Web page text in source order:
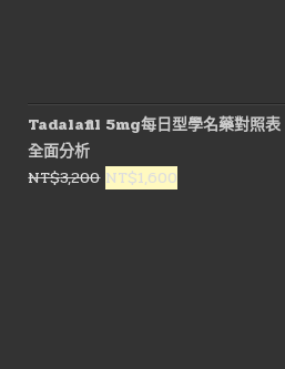
Tadalafil 5mg每日型學名藥對照表
全面分析
NT$3,200 原
NT$1,600